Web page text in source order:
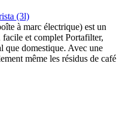
(3l)
à marc électrique) est un
et complet Portafilter,
que domestique. Avec une
même les résidus de café